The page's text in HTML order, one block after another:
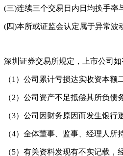
(三)连续三个交易日内日均换手率
(四)本所或证监会认定属于异常波
深圳证券交易所规定，上市公司
（1）公司累计亏损达实收资本额
（2）公司资产不足抵偿其所负债
（3）公司因财务原因而发生银行
（4）全体董事、监事、经理人所
（5）有关资料发现有不实记载，